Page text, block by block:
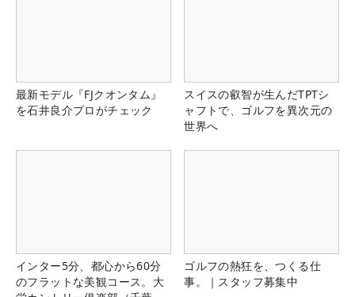
最新モデル『FJクオンタム』
を石井良介プロがチェック
スイスの叡智が生んだTPTシ
ャフトで、ゴルフを異次元の
世界へ
インター5分、都心から60分
のフラットな美観コース。大
ゴルフの熱狂を、つくる仕
事。｜スタッフ募集中